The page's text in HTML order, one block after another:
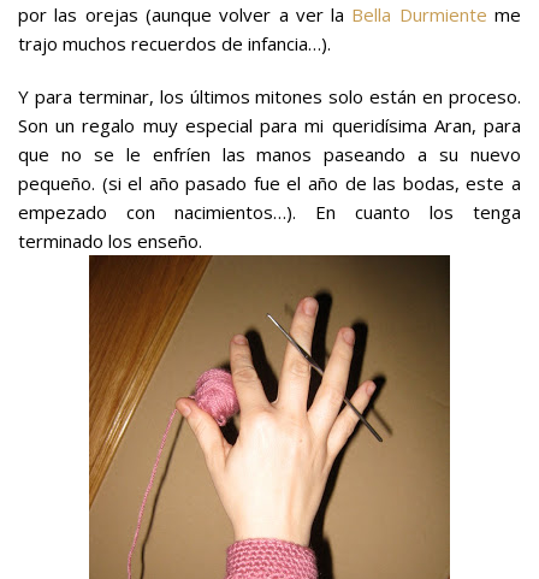
por las orejas (aunque volver a ver la Bella Durmiente me
trajo muchos recuerdos de infancia…).
Y para terminar, los últimos mitones solo están en proceso.
Son un regalo muy especial para mi queridísima Aran, para
que no se le enfríen las manos paseando a su nuevo
pequeño. (si el año pasado fue el año de las bodas, este a
empezado con nacimientos…). En cuanto los tenga
terminado los enseño.